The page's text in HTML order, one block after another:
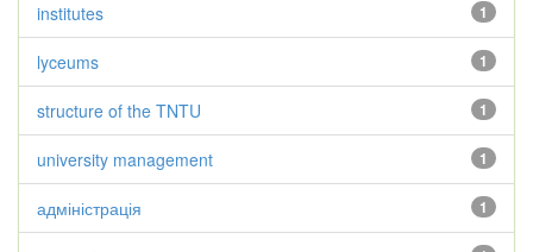
1
institutes
1
lyceums
1
structure of the TNTU
1
university management
1
адміністрація